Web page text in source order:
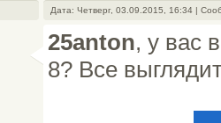
Дата: Четверг, 03.09.2015, 16:34 |
25anton, у вас
8? Все